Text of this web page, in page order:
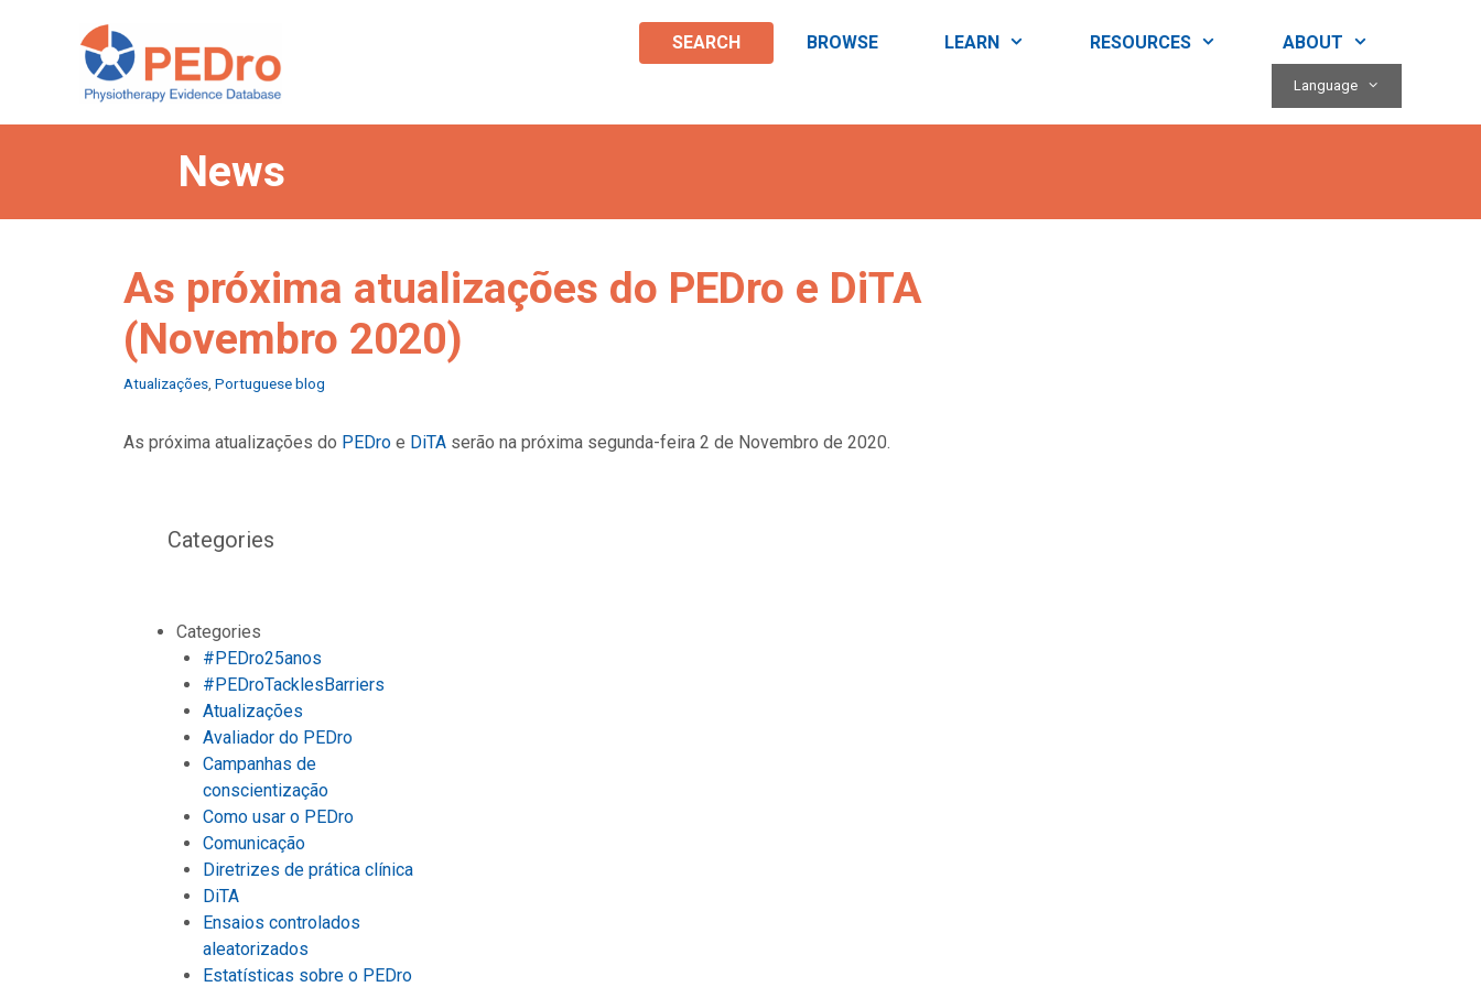
SEARCH BROWSE LEARN RESOURCES ABOUT
Language
News
As próxima atualizações do PEDro e DiTA
(Novembro 2020)
Categories
Atualizações Portuguese blog
As próxima atualizações do PEDro e DiTA serão na próxima segunda-feira 2 de Novembro de 2020.
Categories
Categories
#PEDro25anos
#PEDroTacklesBarriers
Atualizações
Avaliador do PEDro
Campanhas de
conscientização
Como usar o PEDro
Comunicação
Diretrizes de prática clínica
DiTA
Ensaios controlados
aleatorizados
Estatísticas sobre o PEDro